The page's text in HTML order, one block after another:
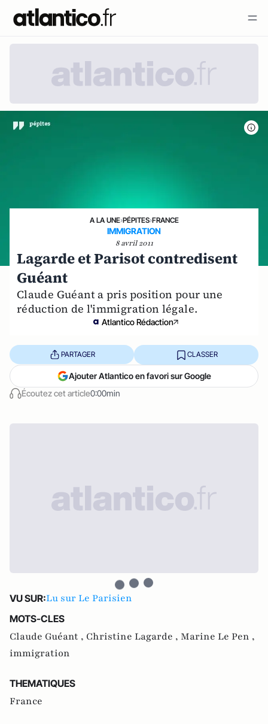
A LA UNE›PÉPITES›FRANCE
IMMIGRATION
8 avril 2011
Lagarde et Parisot contredisent
Guéant
Claude Guéant a pris position pour une
réduction de l'immigration légale.
Atlantico Rédaction
Écoutez cet article0:00min
PARTAGER CLASSER
Ajouter Atlantico en favori sur Google
VU SUR:Lu sur Le Parisien
MOTS-CLES
Claude Guéant , Christine Lagarde , Marine Le Pen ,
immigration
THEMATIQUES
France